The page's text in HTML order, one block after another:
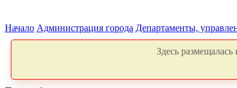
Начало Администрация города Департаменты,
Здесь